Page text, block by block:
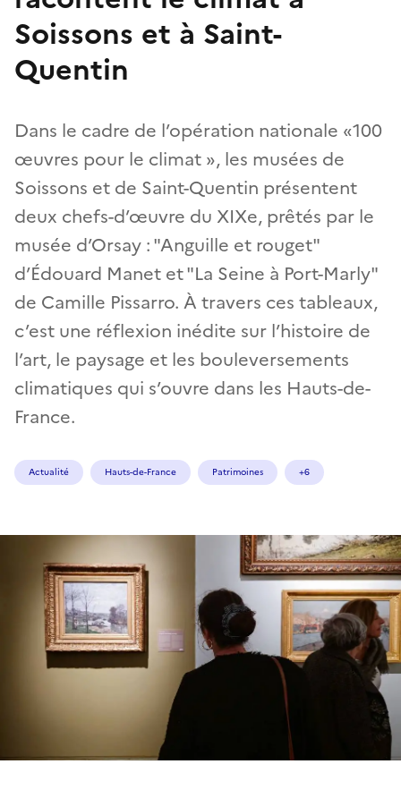
Soissons et à Saint-
Quentin
Dans le cadre de l’opération nationale «100
œuvres pour le climat », les musées de
Soissons et de Saint-Quentin présentent
deux chefs-d’œuvre du XIXe, prêtés par le
musée d’Orsay : "Anguille et rouget"
d’Édouard Manet et "La Seine à Port-Marly"
de Camille Pissarro. À travers ces tableaux,
c’est une réflexion inédite sur l’histoire de
l’art, le paysage et les bouleversements
climatiques qui s’ouvre dans les Hauts-de-
France.
Actualité Hauts-de-France Patrimoines +6